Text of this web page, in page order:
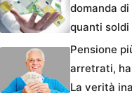
domanda
quanti
Pensione
arretrati, ha
La verità